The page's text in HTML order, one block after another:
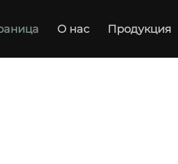
О нас Продукция